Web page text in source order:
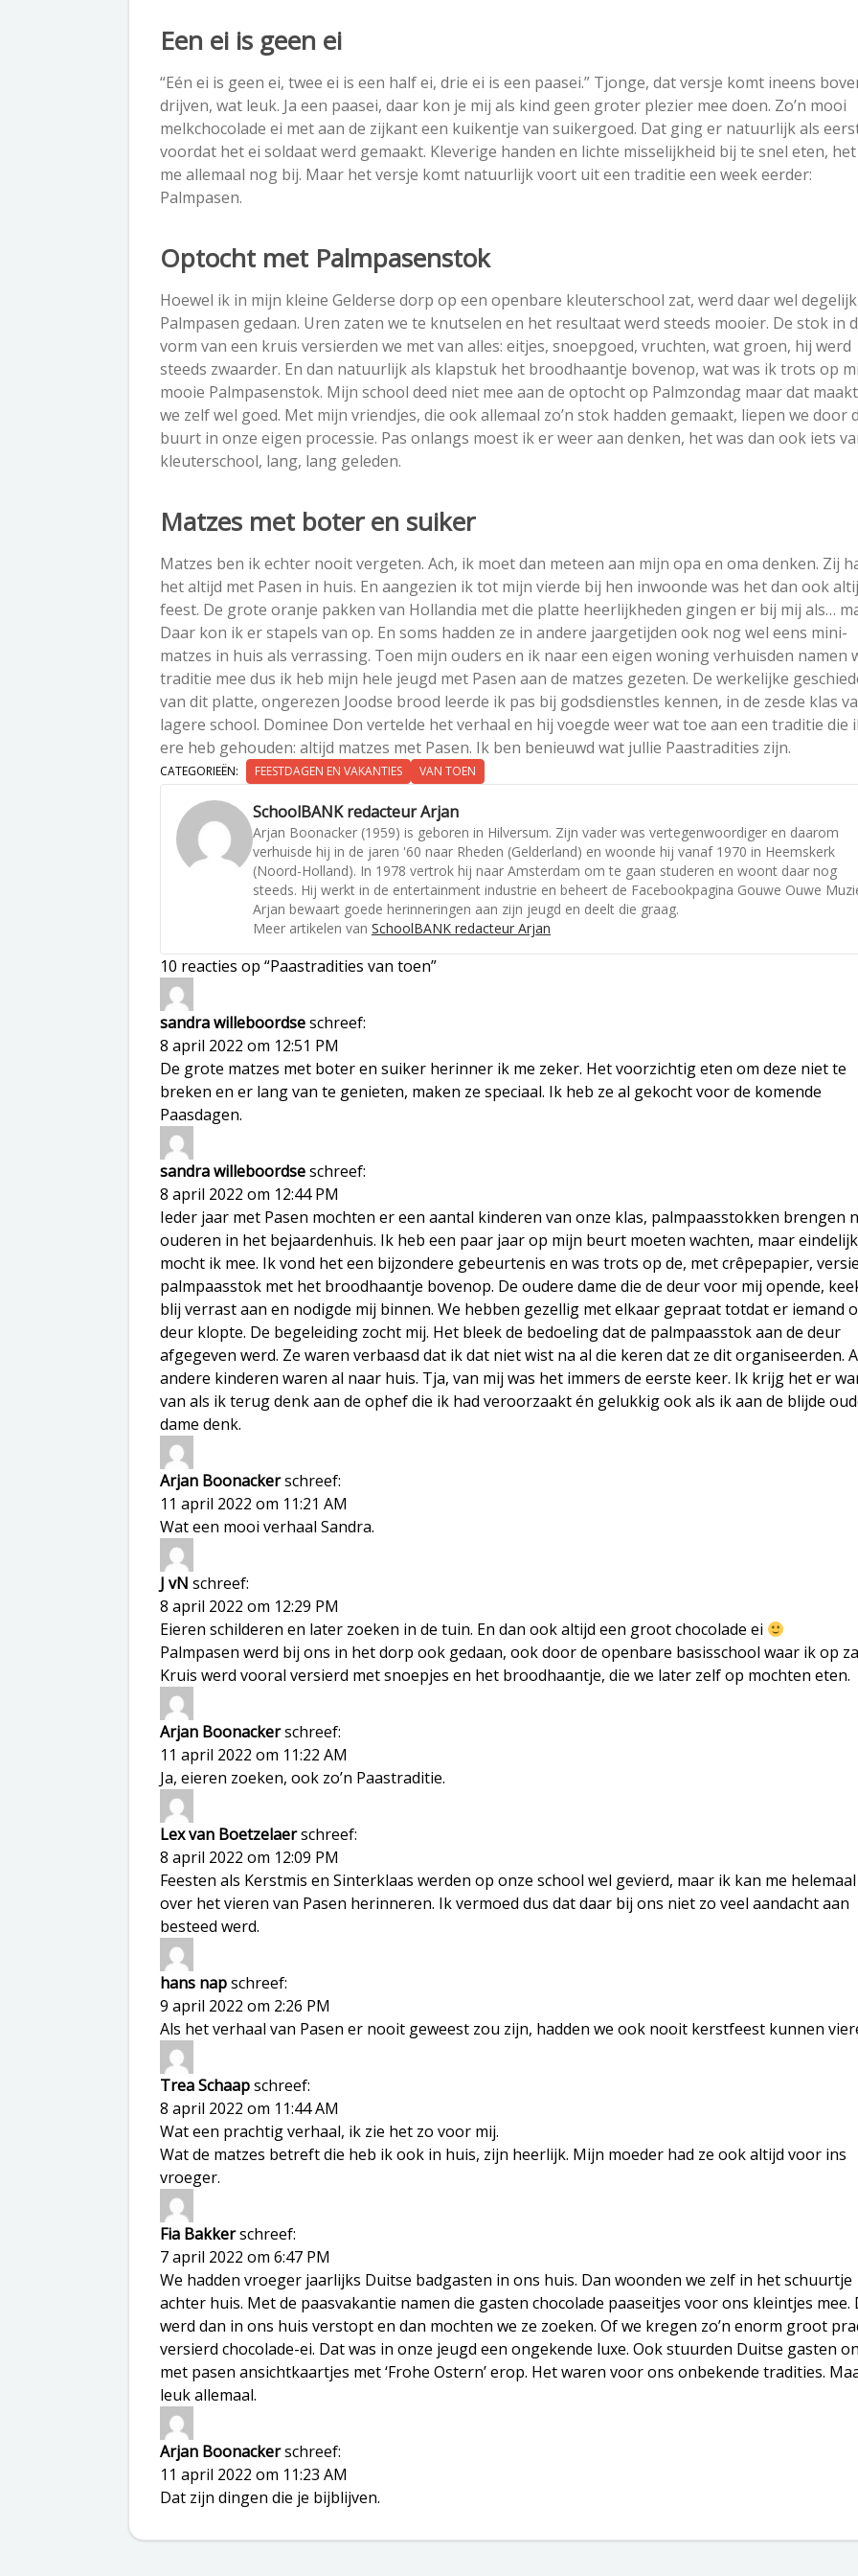
Een ei is geen ei
“Eén ei is geen ei, twee ei is een halfei, drie ei is een paasei.” Tjonge, dat versje komt ineens
drijven, wat leuk. Ja een paasei, daar kon je mij als kind geen groter plezier mee doen. Zo’n mooi
melkchocolade ei met aan de zijkant een kuikentje van suikergoed. Dat ging er natuurlijk als
voordat het ei soldaat werd gemaakt. Kleverige handen en lichte misselijkheid bij te snel eten,
me allemaal nog bij. Maar het versje komt natuurlijk voort uit een traditie een week eerder:
Palmpasen.
Optocht met Palmpasenstok
Hoewel ik in mijn kleine Gelderse dorp op een openbare kleuterschool zat, werd daar wel
Palmpasen gedaan. Uren zaten we te knutselen en het resultaat werd steeds mooier. De stok in
vorm van een kruis versierden we met van alles: eitjes, snoepgoed, vruchten, wat groen, hij werd
steeds zwaarder. En dan natuurlijk als klapstuk het broodhaantje bovenop, wat was ik trots op
mooie Palmpasenstok. Mijn school deed niet mee aan de optocht op Palmzondag maar dat
we zelf wel goed. Met mijn vriendjes, die ook allemaal zo’n stok hadden gemaakt, liepen we door
buurt in onze eigen processie. Pas onlangs moest ik er weer aan denken, het was dan ook iets
kleuterschool, lang, lang geleden.
Matzes met boter en suiker
Matzes ben ik echter nooit vergeten. Ach, ik moet dan meteen aan mijn opa en oma denken. Zij
het altijd met Pasen in huis. En aangezien ik tot mijn vierde bij hen inwoonde was het dan ook
feest. De grote oranje pakken van Hollandia met die platte heerlijkheden gingen er bij mij als…
Daar kon ik er stapels van op. En soms hadden ze in andere jaargetijden ook nog wel eens mini-
matzes in huis als verrassing. Toen mijn ouders en ik naar een eigen woning verhuisden namen
traditie mee dus ik heb mijn hele jeugd met Pasen aan de matzes gezeten. De werkelijke
van dit platte, ongerezen Joodse brood leerde ik pas bij godsdienstles kennen, in de zesde klas
lagere school. Dominee Don vertelde het verhaal en hij voegde weer wat toe aan een traditie die
ere heb gehouden: altijd matzes met Pasen. Ik ben benieuwd wat jullie Paastradities zijn.
CATEGORIEËN: FEESTDAGEN EN VAKANTIES VAN TOEN
SchoolBANK redacteur Arjan
Arjan Boonacker (1959) is geboren in Hilversum. Zijn vader was vertegenwoordiger en daarom
verhuisde hij in de jaren '60 naar Rheden (Gelderland) en woonde hij vanaf 1970 in Heemskerk
(Noord-Holland). In 1978 vertrok hij naar Amsterdam om te gaan studeren en woont daar nog
steeds. Hij werkt in de entertainment industrie en beheert de Facebookpagina Gouwe Ouwe
Arjan bewaart goede herinneringen aan zijn jeugd en deelt die graag.
Meer artikelen van SchoolBANK redacteur Arjan
10 reacties op “Paastradities van toen”
sandra willeboordseschreef:
8 april 2022 om 12:51 PM
De grote matzes met boter en suiker herinner ik me zeker. Het voorzichtig eten om deze niet te
breken en er lang van te genieten, maken ze speciaal. Ik heb ze al gekocht voor de komende
Paasdagen.
sandra willeboordseschreef:
8 april 2022 om 12:44 PM
Ieder jaar met Pasen mochten er een aantal kinderen van onze klas, palmpaasstokken brengen
ouderen in het bejaardenhuis. Ik heb een paar jaar op mijn beurt moeten wachten, maar eindelijk
mocht ik mee. Ik vond het een bijzondere gebeurtenis en was trots op de, met crêpepapier,
palmpaasstok met het broodhaantje bovenop. De oudere dame die de deur voor mij opende,
blij verrast aan en nodigde mij binnen. We hebben gezellig met elkaar gepraat totdat er iemand
deur klopte. De begeleiding zocht mij. Het bleek de bedoeling dat de palmpaasstok aan de deur
afgegeven werd. Ze waren verbaasd dat ik dat niet wist na al die keren dat ze dit organiseerden.
andere kinderen waren al naar huis. Tja, van mij was het immers de eerste keer. Ik krijg het er
van als ik terug denk aan de ophef die ik had veroorzaakt én gelukkig ook als ik aan de blijde
dame denk.
Arjan Boonackerschreef:
11 april 2022 om 11:21 AM
Wat een mooi verhaal Sandra.
J vN schreef:
8 april 2022 om 12:29 PM
Eieren schilderen en later zoeken in de tuin. En dan ook altijd een groot chocolade ei
Palmpasen werd bij ons in het dorp ook gedaan, ook door de openbare basisschool waar ik op
Kruis werd vooral versierd met snoepjes en het broodhaantje, die we later zelf op mochten eten.
Arjan Boonackerschreef:
11 april 2022 om 11:22 AM
Ja, eieren zoeken, ook zo’n Paastraditie.
Lex van Boetzelaerschreef:
8 april 2022 om 12:09 PM
Feesten als Kerstmis en Sinterklaas werden op onze school wel gevierd, maar ik kan me
over het vieren van Pasen herinneren. Ik vermoed dus dat daar bij ons niet zo veel aandacht aan
besteed werd.
hans napschreef:
9 april 2022 om 2:26 PM
Als het verhaal van Pasen er nooit geweest zou zijn, hadden we ook nooit kerstfeest kunnen
Trea Schaapschreef:
8 april 2022 om 11:44 AM
Wat een prachtig verhaal, ik zie het zo voor mij.
Wat de matzes betreft die heb ik ook in huis, zijn heerlijk. Mijn moeder had ze ook altijd voor ins
vroeger.
Fia Bakkerschreef:
7 april 2022 om 6:47 PM
We hadden vroeger jaarlijks Duitse badgasten in ons huis. Dan woonden we zelf in het schuurtje
achter huis. Met de paasvakantie namen die gasten chocolade paaseitjes voor ons kleintjes mee.
werd dan in ons huis verstopt en dan mochten we ze zoeken. Of we kregen zo’n enorm groot
versierd chocolade-ei. Dat was in onze jeugd een ongekende luxe. Ook stuurden Duitse gasten
met pasen ansichtkaartjes met ‘Frohe Ostern’ erop. Het waren voor ons onbekende tradities.
leuk allemaal.
Arjan Boonackerschreef:
11 april 2022 om 11:23 AM
Dat zijn dingen die je bijblijven.